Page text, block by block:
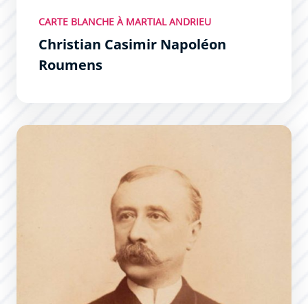
CARTE BLANCHE À MARTIAL ANDRIEU
Christian Casimir Napoléon
Roumens
Paul Lacombe